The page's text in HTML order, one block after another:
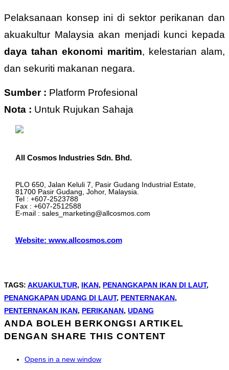
Pelaksanaan konsep ini di sektor perikanan dan
akuakultur Malaysia akan menjadi kunci kepada
daya tahan ekonomi maritim, kelestarian alam,
dan sekuriti makanan negara.
Sumber : Platform Profesional
Nota : Untuk Rujukan Sahaja
All Cosmos Industries Sdn. Bhd.
PLO 650, Jalan Keluli 7, Pasir Gudang Industrial Estate,
81700 Pasir Gudang, Johor, Malaysia.
Tel : +607-2523788
Fax : +607-2512588
E-mail : sales_marketing@allcosmos.com
Website: www.allcosmos.com
TAGS: AKUAKULTUR, IKAN, PENANGKAPAN IKAN DI LAUT,
PENANGKAPAN UDANG DI LAUT, PENTERNAKAN,
PENTERNAKAN IKAN, PERIKANAN, UDANG
ANDA BOLEH BERKONGSI ARTIKEL
DENGAN SHARE THIS CONTENT
Opens in a new window